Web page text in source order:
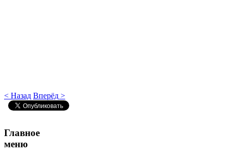
< Назад Вперёд >
Главное
меню